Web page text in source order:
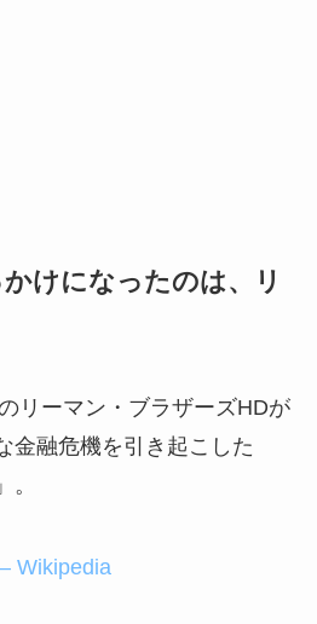
けになったのは、リ
リーマン・ブラザーズHDが
金融危機を引き起こした
。
Wikipedia